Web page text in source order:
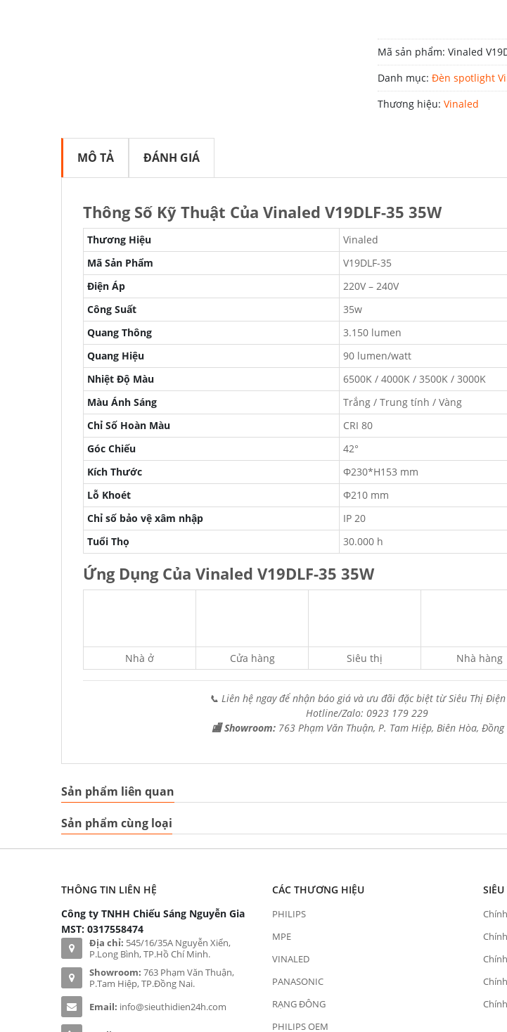
Mã sản phẩm: Vinaled
Danh mục: Đèn spotlight
Thương hiệu: Vinaled
MÔ TẢ ĐÁNH GIÁ
Thông Số Kỹ Thuật Của Vinaled V19DLF-35 35W
Thương Hiệu
Vinaled
Mã Sản Phẩm
V19DLF-35
Điện Áp
220V – 240V
Công Suất
35w
Quang Thông
3.150 lumen
Quang Hiệu
90 lumen/watt
Nhiệt Độ Màu
6500K / 4000K / 3500K / 3000K
Màu Ánh Sáng
Trắng / Trung tính / Vàng
Chỉ Số Hoàn Màu
CRI 80
Góc Chiếu
42°
Kích Thước
Φ230*H153 mm
Lỗ Khoét
Φ210 mm
Chỉ số bảo vệ xâm nhập
IP 20
Tuổi Thọ
30.000 h
Ứng Dụng Của Vinaled V19DLF-35 35W
Nhà ở Cửa hàng Siêu thị Nhà hàng
📞 Liên hệ ngay để nhận báo giá và ưu đãi đặc biệt từ Siêu Thị
Hotline/Zalo: 0923 179 229
🏬 Showroom: 763 Phạm Văn Thuận, P. Tam Hiệp, Biên Hòa,
Sản phẩm liên quan
Sản phẩm cùng loại
THÔNG TIN LIÊN HỆ
Công ty TNHH Chiếu Sáng Nguyễn Gia
MST: 0317558474
Địa chỉ: 545/16/35A Nguyễn Xiển,
P.Long Bình, TP.Hồ Chí Minh.
Showroom: 763 Phạm Văn Thuận,
P.Tam Hiệp, TP.Đồng Nai.
Email: info@sieuthidien24h.com
CÁC THƯƠNG HIỆU
PHILIPS
MPE
VINALED
PANASONIC
RẠNG ĐÔNG
PHILIPS OEM